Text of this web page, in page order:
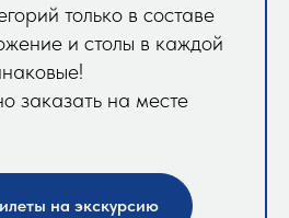
только в составе
и столы в каждой
заказать на месте
на экскурсию